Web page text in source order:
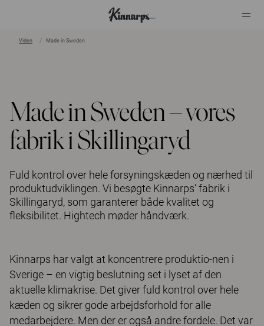
Viden Made in Sweden
Made in Sweden – vores
fabrik i Skillingaryd
Fuld kontrol over hele forsyningskæden og nærhed til
produktudviklingen. Vi besøgte Kinnarps’ fabrik i
Skillingaryd, som garanterer både kvalitet og
fleksibilitet. Hightech møder håndværk.
Kinnarps har valgt at koncentrere produktio-nen i
Sverige – en vigtig beslutning set i lyset af den
aktuelle klimakrise. Det giver fuld kontrol over hele
kæden og sikrer gode arbejdsforhold for alle
medarbejdere. Men der er også andre fordele. Det var